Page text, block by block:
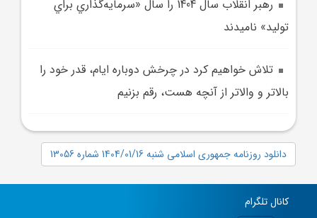
رهبر انقلاب سال 1404 را سال «سرمايه‌گذاري براي
توليد» ناميدند
تلاش خواهيم کرد در چرخش دوباره ايام، قدر خود را
بالاتر و والاتر از آنچه هست، رقم بزنيم
دانلود روزنامه جمهوری اسلامی شنبه 1404/01/16 شماره 13056
کانال تلگرام